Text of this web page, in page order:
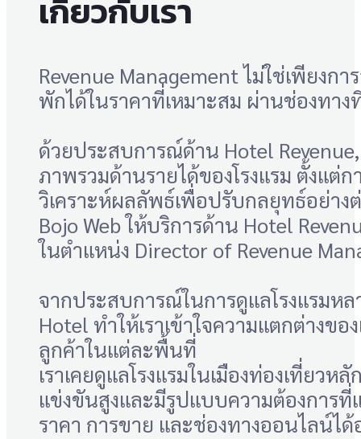
เกี่ยวกับเรา
Revenue Management ไม่ใช่เพียงก
พักได้ในราคาที่เหมาะสม ผ่านช่องทาง
ด้วยประสบการณ์ด้าน Hotel
ภาพรวมด้านรายได้ของโรงแรม ตั้งแต่
วิเคราะห์ผลลัพธ์เพื่อปรับกลยุทธ์อย่าง
Bojo Web ให้บริการด้าน Hotel
ในตำแหน่ง Director of Revenue
จากประสบการณ์ในการดูแลโรงแรมห
Hotel ทำให้เราเข้าใจความแตกต่าง
ลูกค้าในแต่ละพื้นที่
เราเคยดูแลโรงแรมในเมืองท่องเที่ยว
แข่งขันสูงและมีรูปแบบความต้องการที่
ราคา การขาย และช่องทางออนไลน์ไ